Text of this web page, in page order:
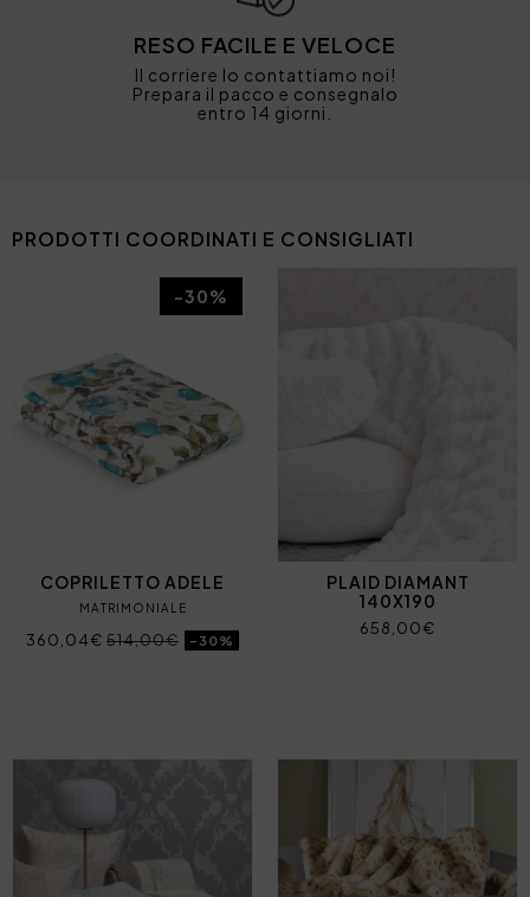
RESO FACILE E VELOCE
Il corriere lo contattiamo noi!
Prepara il pacco e consegnalo
entro 14 giorni.
PRODOTTI COORDINATI E CONSIGLIATI
COPRILETTO ADELE
MATRIMONIALE
360,04€ 514,00€ -30%
-30%
PLAID DIAMANT
140X190
658,00€